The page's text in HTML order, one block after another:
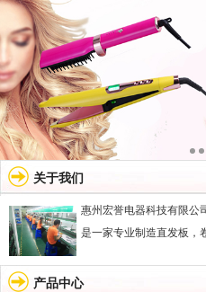
关于我们
惠州宏誉电器科技有限公
是一家专业制造直发板，
产品中心